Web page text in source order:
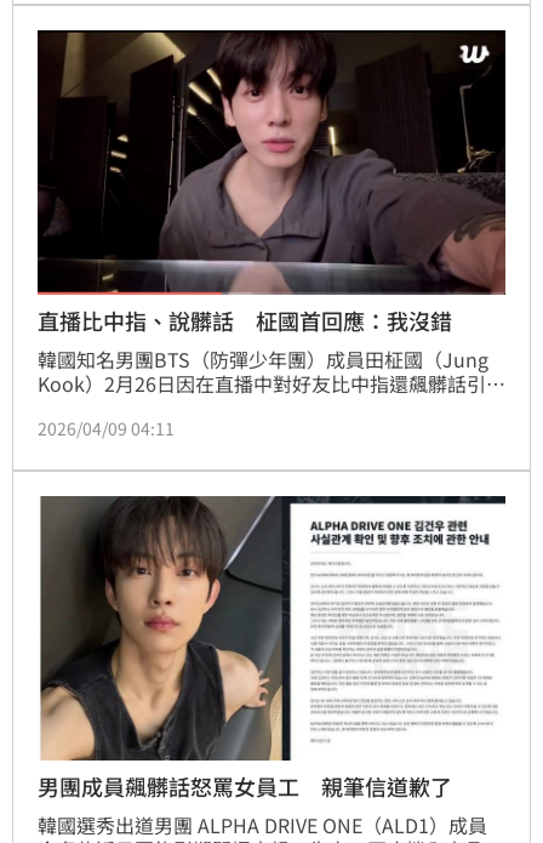
直播比中指、說髒話 柾國首回應：我沒錯
韓國知名男團BTS（防彈少年團）成員田柾國（Jung
Kook）2月26日因在直播中對好友比中指還飆髒話引起
國昨（8）日在Weverse直播時，首度親自回應此事，
「我不覺得自己有錯」。林品妤
2026/04/09 04:11
男團成員飆髒話怒罵女員工 親筆信道歉了
韓國選秀出道男團 ALPHA DRIVE ONE（ALD1）成員